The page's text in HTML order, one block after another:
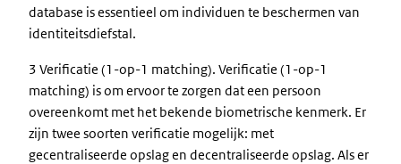
database is essentieel om individuen te beschermen van
identiteitsdiefstal.
3 Verificatie (1-op-1 matching). Verificatie (1-op-1
matching) is om ervoor te zorgen dat een persoon
overeenkomt met het bekende biometrische kenmerk. Er
zijn twee soorten verificatie mogelijk: met
gecentraliseerde opslag en decentraliseerde opslag. Als er